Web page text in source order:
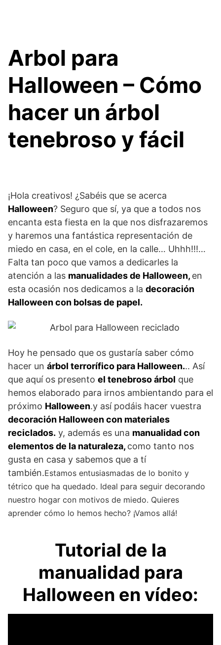
Arbol para
Halloween – Cómo
hacer un árbol
tenebroso y fácil
¡Hola creativos! ¿Sabéis que se acerca
Halloween? Seguro que sí, ya que a todos nos
encanta esta fiesta en la que nos disfrazaremos
y haremos una fantástica representación de
miedo en casa, en el cole, en la calle… Uhhh!!!…
Falta tan poco que vamos a dedicarles la
atención a las manualidades de Halloween, en
esta ocasión nos dedicamos a la decoración
Halloween con bolsas de papel.
Hoy he pensado que os gustaría saber cómo
hacer un árbol terrorífico para Halloween... Así
que aquí os presento el tenebroso árbol que
hemos elaborado para irnos ambientando para el
próximo Halloween.y así podáis hacer vuestra
decoración Halloween con materiales
reciclados. y, además es una manualidad con
elementos de la naturaleza, como tanto nos
gusta en casa y sabemos que a tí
también.Estamos entusiasmadas de lo bonito y
tétrico que ha quedado. Ideal para seguir decorando
nuestro hogar con motivos de miedo. Quieres
aprender cómo lo hemos hecho? ¡Vamos allá!
Tutorial de la
manualidad para
Halloween en vídeo: